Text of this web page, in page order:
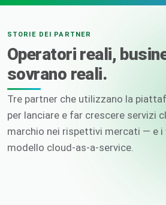
STORIE DEI PARTNER
Operatori reali,
sovrano reali.
Tre partner che utilizzano la
per lanciare e far crescere servizi
marchio nei rispettivi mercati — e
modello cloud-as-a-service.